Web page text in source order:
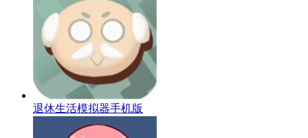
退休生活模拟器手机版